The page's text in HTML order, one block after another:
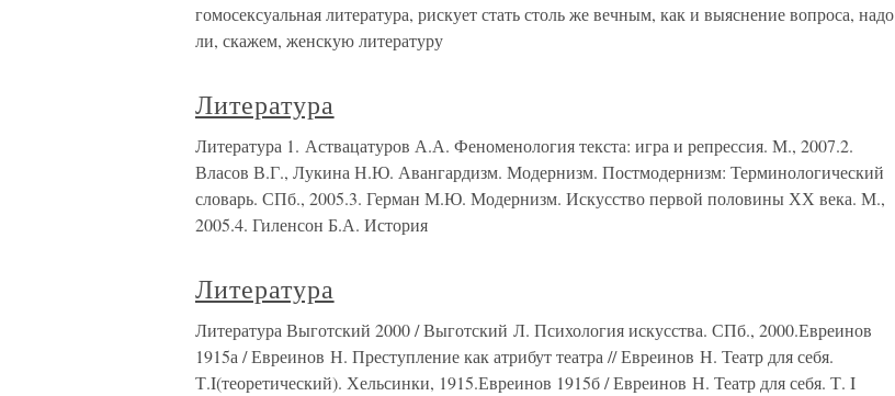
гомосексуальная литература, рискует стать столь же вечным, как и выяснение вопроса, надо
ли, скажем, женскую литературу
Литература
Литература 1. Аствацатуров А.А. Феноменология текста: игра и репрессия. М., 2007.2.
Власов В.Г., Лукина Н.Ю. Авангардизм. Модернизм. Постмодернизм: Терминологический
словарь. СПб., 2005.3. Герман М.Ю. Модернизм. Искусство первой половины ХХ века. М.,
2005.4. Гиленсон Б.А. История
Литература
Литература Выготский 2000 / Выготский Л. Психология искусства. СПб., 2000.Евреинов
1915а / Евреинов Н. Преступление как атрибут театра // Евреинов Н. Театр для себя.
Т.I(теоретический). Хельсинки, 1915.Евреинов 1915б / Евреинов Н. Театр для себя. Т. I